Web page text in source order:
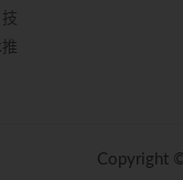
Copyright